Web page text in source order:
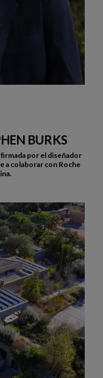
BURKS
por el diseñador
a colaborar con Roche